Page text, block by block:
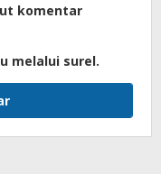
komentar
melalui surel.